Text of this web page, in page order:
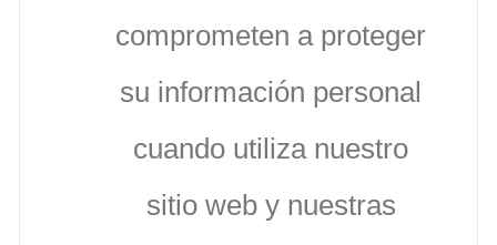
comprometen a proteger
su información personal
cuando utiliza nuestro
sitio web y nuestras